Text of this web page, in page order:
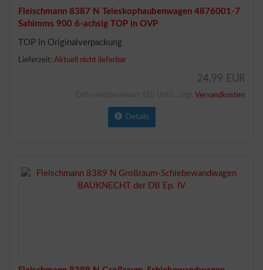
Fleischmann 8387 N Teleskophaubenwagen 4876001-7
Sahimms 900 6-achsig TOP in OVP
TOP in Originalverpackung
Lieferzeit: Aktuell nicht lieferbar
24,99 EUR
Versandkosten
Details